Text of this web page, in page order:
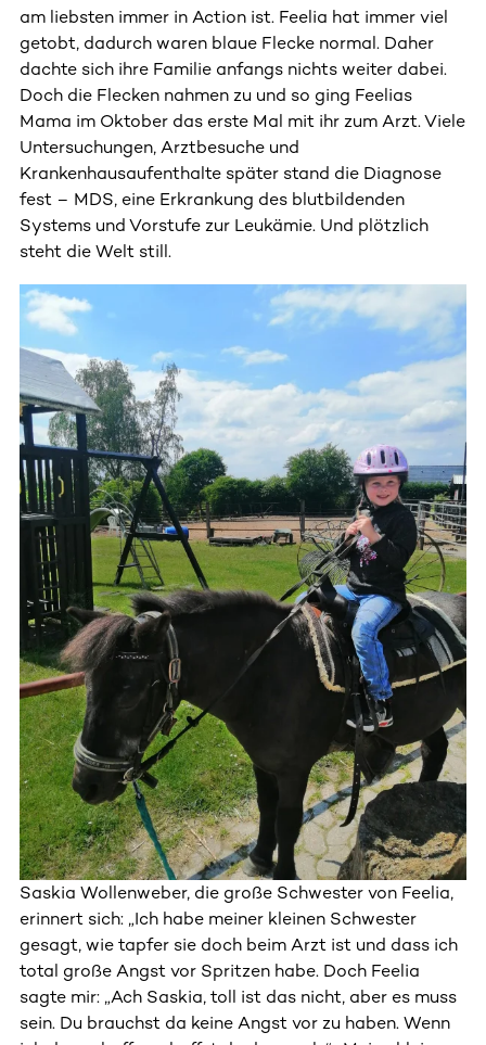
am liebsten immer in Action ist. Feelia hat immer viel
getobt, dadurch waren blaue Flecke normal. Daher
dachte sich ihre Familie anfangs nichts weiter dabei.
Doch die Flecken nahmen zu und so ging Feelias
Mama im Oktober das erste Mal mit ihr zum Arzt. Viele
Untersuchungen, Arztbesuche und
Krankenhausaufenthalte später stand die Diagnose
fest – MDS, eine Erkrankung des blutbildenden
Systems und Vorstufe zur Leukämie. Und plötzlich
steht die Welt still.
Saskia Wollenweber, die große Schwester von Feelia,
erinnert sich: „Ich habe meiner kleinen Schwester
gesagt, wie tapfer sie doch beim Arzt ist und dass ich
total große Angst vor Spritzen habe. Doch Feelia
sagte mir: „Ach Saskia, toll ist das nicht, aber es muss
sein. Du brauchst da keine Angst vor zu haben. Wenn